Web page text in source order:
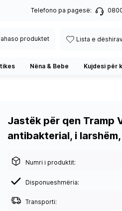
Telefono pa pagesë:
produktet Lista e
Nëna & Bebe Kujdesi për
Jastëk për qen Tramp
antibakterial, i
Numri i produktit:
Disponueshmëria:
Transporti: